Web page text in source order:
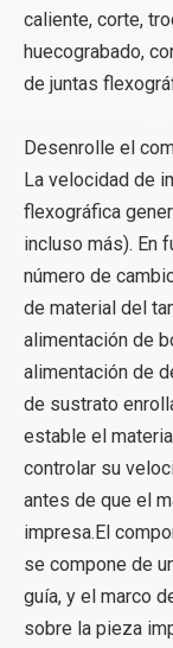
caliente, corte,
huecograbado,
de juntas
Desenrolle el
La velocidad de
flexográfica
incluso más). En
número de
de material del
alimentación de
alimentación de
de sustrato
estable el
controlar su
antes de que el
impresa.El
se compone de
guía, y el marco
sobre la pieza